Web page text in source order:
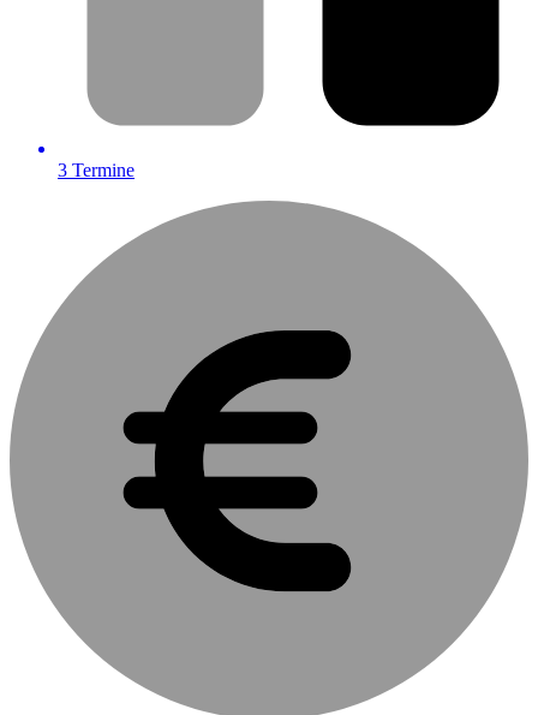
3 Termine